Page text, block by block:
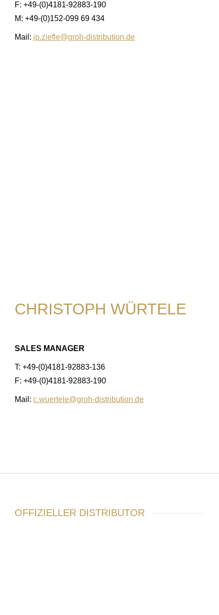
F: +49-(0)4181-92883-190
M: +49-(0)152-099 69 434
Mail: jp.ziefle@groh-distribution.de
CHRISTOPH WÜRTELE
SALES MANAGER
T: +49-(0)4181-92883-136
F: +49-(0)4181-92883-190
Mail: c.wuertele@groh-distribution.de
OFFIZIELLER DISTRIBUTOR